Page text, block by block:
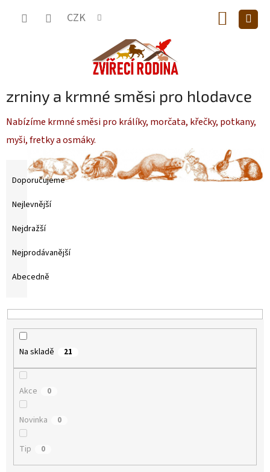
CZK
KOŠÍK
zrniny a krmné směsi pro hlodavce
Nabízíme krmné směsi pro králíky, morčata, křečky, potkany,
myši, fretky a osmáky.
k
Doporučujeme
Nejlevnější
Nejdražší
Nejprodávanější
Abecedně
Na skladě 21
Akce 0
Novinka 0
Tip 0